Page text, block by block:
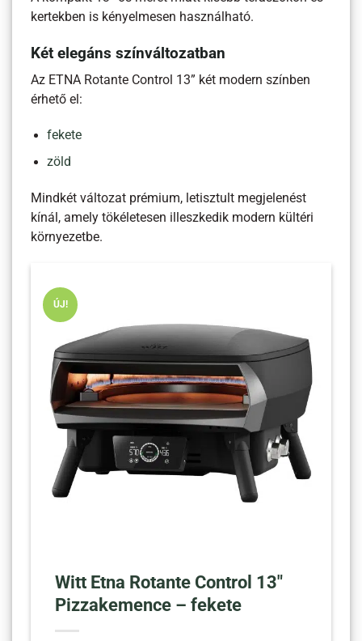
kertekben is kényelmesen használható.
Két elegáns színváltozatban
Az ETNA Rotante Control 13” két modern színben
érhető el:
fekete
zöld
Mindkét változat prémium, letisztult megjelenést
kínál, amely tökéletesen illeszkedik modern kültéri
környezetbe.
ÚJ!
Witt Etna Rotante Control 13″
Pizzakemence – fekete